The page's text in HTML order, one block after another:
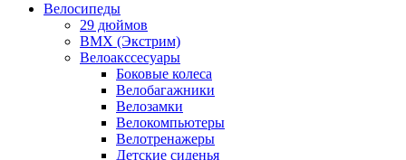
Велосипеды
29 дюймов
BMX (Экстрим)
Велоакссесуары
Боковые колеса
Велобагажники
Велозамки
Велокомпьютеры
Велотренажеры
Детские сиденья